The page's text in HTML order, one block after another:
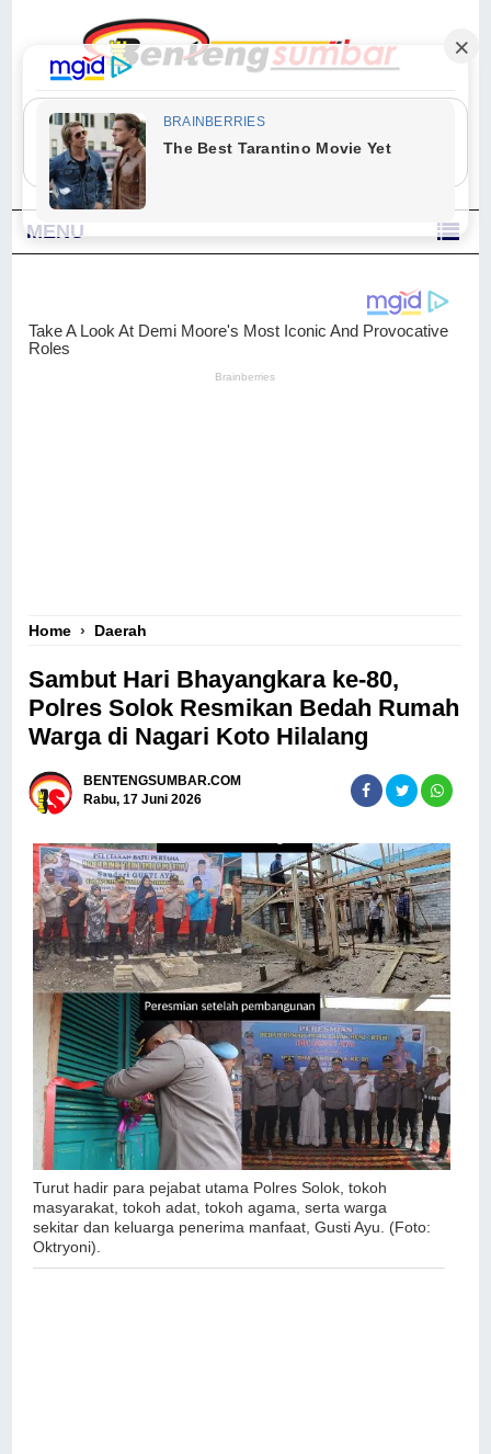
"Sesungguhnya Allah dan para malaikat-Nya berselawat untuk Nabi.
Wahai orang-orang yang beriman, berselawatlah kamu untuk Nabi dan
ucapkanlah salam dengan penuh penghormatan kepadanya." (Qs. Al
MENU
Home › Daerah
Sambut Hari Bhayangkara ke-80,
Polres Solok Resmikan Bedah Rumah
Warga di Nagari Koto Hilalang
BENTENGSUMBAR.COM
Rabu, 17 Juni 2026
Turut hadir para pejabat utama Polres Solok, tokoh
masyarakat, tokoh adat, tokoh agama, serta warga
sekitar dan keluarga penerima manfaat, Gusti Ayu. (Foto:
Oktryoni).